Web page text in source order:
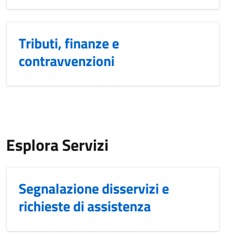
Tributi, finanze e
contravvenzioni
Esplora Servizi
Segnalazione disservizi e
richieste di assistenza